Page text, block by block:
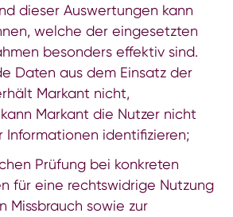
dieser Auswertungen kann
welche der eingesetzten
besonders effektiv sind.
Daten aus dem Einsatz der
Markant nicht,
Markant die Nutzer nicht
Informationen identifizieren;
Prüfung bei konkreten
für eine rechtswidrige Nutzung
Missbrauch sowie zur